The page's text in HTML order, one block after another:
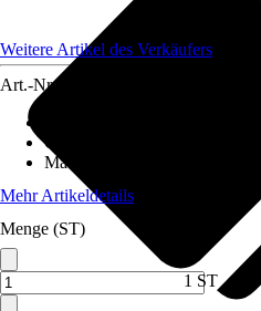
Weitere Artikel des Verkäufers
Art.-Nr.
Grundfarbe
Material
Mehr Artikeldetails
Menge (ST)
1 ST